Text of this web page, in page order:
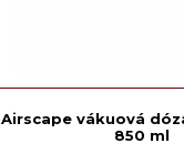
Airscape vákuová
850 ml